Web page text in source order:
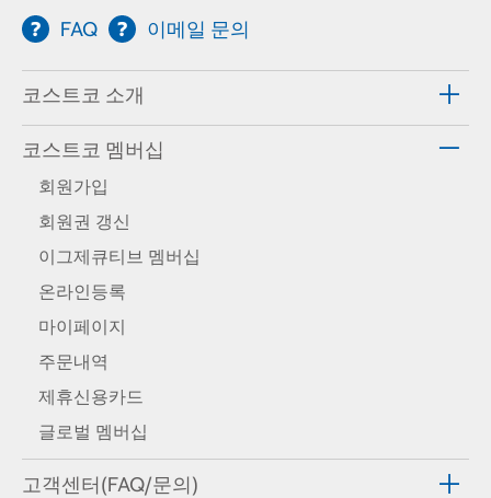
FAQ 이메일 문의
코스트코 소개
코스트코 멤버십
회원가입
회원권 갱신
이그제큐티브 멤버십
온라인등록
마이페이지
주문내역
제휴신용카드
글로벌 멤버십
고객센터(FAQ/문의)